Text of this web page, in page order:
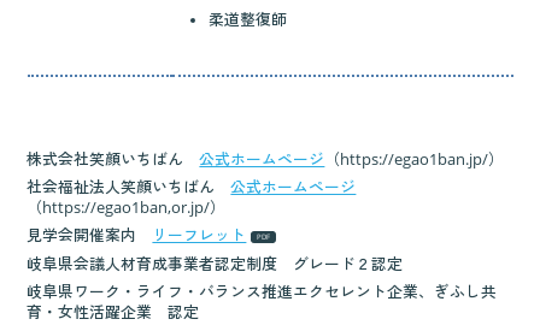
柔道整復師
株式会社笑顔いちばん公式ホームページ （https://egao1ban.jp/）
社会福祉法人笑顔いちばん公式ホームページ
（https://egao1ban,or.jp/）
見学会開催案内
リーフレット
岐阜県会議人材育成事業者認定制度 グレード２認定
岐阜県ワーク・ライフ・バランス推進エクセレント企業、ぎふし共
育・女性活躍企業 認定